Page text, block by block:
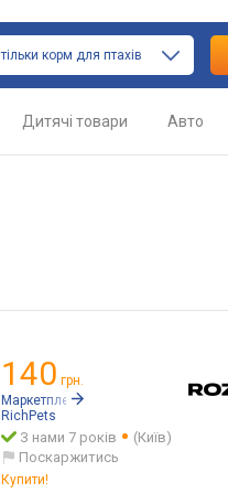
тільки корм для птахів
Дитячі товари Авто
140 грн.
Маркетплейс:
RichPets
З нами 7 років
(Київ)
Поскаржитись
Купити!